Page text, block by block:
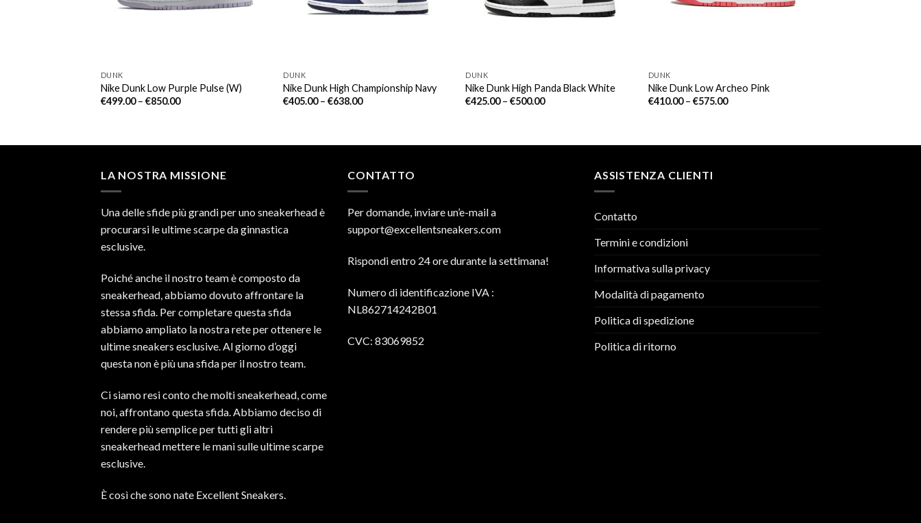
DUNK
Nike Dunk Low Purple Pulse (W)
€499.00– €850.00
DUNK
Nike Dunk High Championship Navy
€405.00–€638.00
DUNK
Nike Dunk High Panda Black White
€425.00–€500.00
DUNK
Nike Dunk Low Archeo Pink
€410.00– €575.00
LA NOSTRA MISSIONE
Una delle sfide più grandi per uno sneakerhead è
procurarsi le ultime scarpe da ginnastica
esclusive.
Poiché anche il nostro team è composto da
sneakerhead, abbiamo dovuto affrontare la
stessa sfida. Per completare questa sfida
abbiamo ampliato la nostra rete per ottenere le
ultime sneakers esclusive. Al giorno d’oggi
questa non è più una sfida per il nostro team.
Ci siamo resi conto che molti sneakerhead, come
noi, affrontano questa sfida. Abbiamo deciso di
rendere più semplice per tutti gli altri
sneakerhead mettere le mani sulle ultime scarpe
esclusive.
È così che sono nate Excellent Sneakers.
CONTATTO
Per domande, inviare un’e-mail a
support@excellentsneakers.com
Rispondi entro 24 ore durante la settimana!
Numero di identificazione IVA :
NL862714242B01
CVC: 83069852
ASSISTENZA CLIENTI
Contatto
Termini e condizioni
Informativa sulla privacy
Modalità di pagamento
Politica di spedizione
Politica di ritorno